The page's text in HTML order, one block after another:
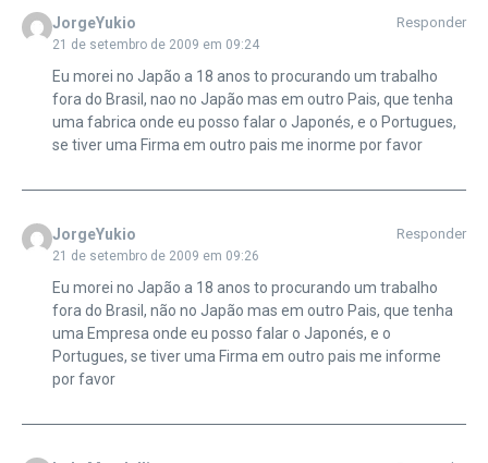
JorgeYukio
21 de setembro de 2009 em 09:24
Responder
Eu morei no Japão a 18 anos to procurando um trabalho
fora do Brasil, nao no Japão mas em outro Pais, que tenha
uma fabrica onde eu posso falar o Japonés, e o Portugues,
se tiver uma Firma em outro pais me inorme por favor
JorgeYukio
21 de setembro de 2009 em 09:26
Responder
Eu morei no Japão a 18 anos to procurando um trabalho
fora do Brasil, não no Japão mas em outro Pais, que tenha
uma Empresa onde eu posso falar o Japonés, e o
Portugues, se tiver uma Firma em outro pais me informe
por favor